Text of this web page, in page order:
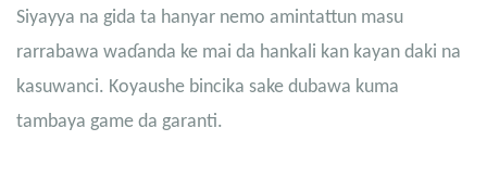
Siyayya na gida ta hanyar nemo amintattun masu
rarrabawa waɗanda ke mai da hankali kan kayan daki na
kasuwanci. Koyaushe bincika sake dubawa kuma
tambaya game da garanti.